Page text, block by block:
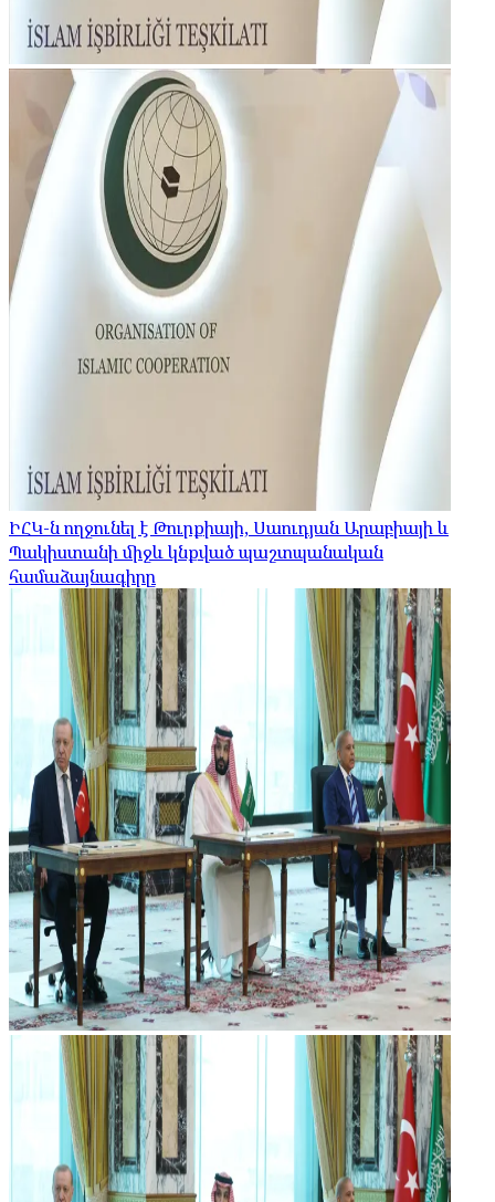
ԻՀԿ-ն ողջունել է Թուրքիայի, Սաուդյան Արաբիայի և
Պակիստանի միջև կնքված պաշտպանական
համաձայնագիրը